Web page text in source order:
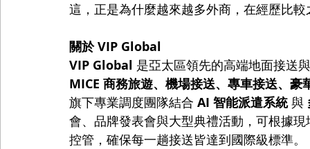
這，正是為什麼越來越多外商，在經歷比
關於 VIP Global
VIP Global 是亞太區領先的高端地面接送
MICE 商務旅遊、機場接送、專車接送、豪
旗下專業調度團隊結合 AI 智能派遣系統 與
會、品牌發表會與大型典禮活動，可根據
控管，確保每一趟接送皆達到國際級標準。